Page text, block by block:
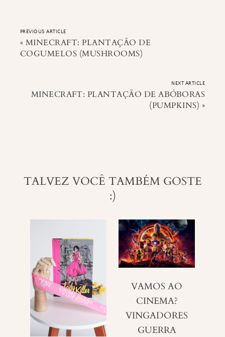
PREVIOUS ARTICLE
« MINECRAFT: PLANTAÇÃO DE
COGUMELOS (MUSHROOMS)
NEXT ARTICLE
MINECRAFT: PLANTAÇÃO DE ABÓBORAS
(PUMPKINS) »
TALVEZ VOCÊ TAMBÉM GOSTE
:)
VAMOS AO
CINEMA?
VINGADORES
GUERRA